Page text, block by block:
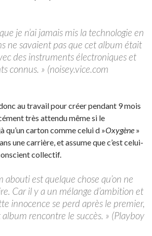
je n’ai jamais mis la technologie en
ne savaient pas que cet album était
des instruments électroniques et
connus. » (noisey.vice.com
au travail pour créer pendant 9 mois
très attendu même si le
qu’un carton comme celui d »Oxygène »
une carrière, et assume que c’est celui-
collectif.
abouti est quelque chose qu’on ne
Car il y a un mélange d’ambition et
innocence se perd après le premier,
rencontre le succès. » (Playboy